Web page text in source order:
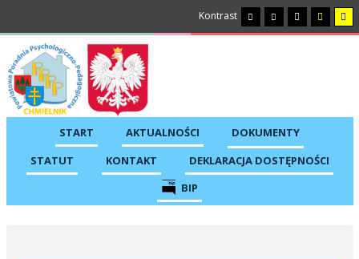
Kontrast
START AKTUALNOŚCI
DOKUMENTY
STATUT
KONTAKT
DEKLARACJA DOSTĘPNOŚCI
BIP